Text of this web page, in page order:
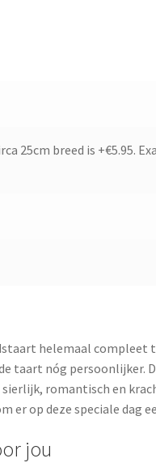
25cm breed is +€5.95.
helemaal compleet
taart nóg persoonlijker.
romantisch en
er op deze speciale dag
jou